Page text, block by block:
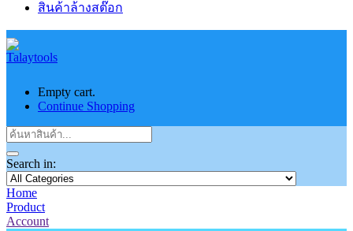
สินค้าล้างสต๊อก
Empty cart.
Continue Shopping
Search in:
Home
Product
Account